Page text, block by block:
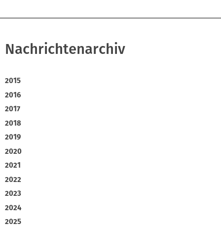
Nachrichtenarchiv
2015
2016
2017
2018
2019
2020
2021
2022
2023
2024
2025